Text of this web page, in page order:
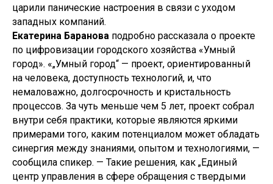
царили панические настроения в связи с уходом
западных компаний.
Екатерина Баранова подробно рассказала о проекте
по цифровизации городского хозяйства «Умный
город». «„Умный город“ — проект, ориентированный
на человека, доступность технологий, и, что
немаловажно, долгосрочность и кристальность
процессов. За чуть меньше чем 5 лет, проект собрал
внутри себя практики, которые являются яркими
примерами того, каким потенциалом может обладать
синергия между знаниями, опытом и технологиями, —
сообщила спикер. — Такие решения, как „Единый
центр управления в сфере обращения с твердыми